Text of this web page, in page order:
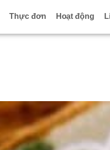
Thực đơn Hoạt động